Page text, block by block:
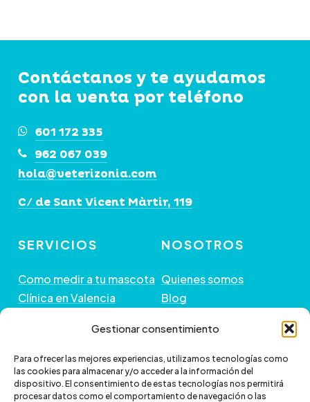
Gestionar consentimiento
Para ofrecer las mejores experiencias, utilizamos tecnologías como
las cookies para almacenar y/o acceder a la información del
dispositivo. El consentimiento de estas tecnologías nos permitirá
procesar datos como el comportamiento de navegación o las
4,71€.4,24€.
Contáctanos y te ayudamos
con la venta por teléfono
601 172 335
962 067 039
hola@veterizonia.com
C/ de Sant Vicent Màrtir, 119
SERVICIOS
Como medir a tu mascota
Clínica en Valencia
NOSOTROS
Quienes somos
Blog
GUÍA DE COMPRA
Preguntas frecuentes
+ INFORMACIÓN
Política de envío